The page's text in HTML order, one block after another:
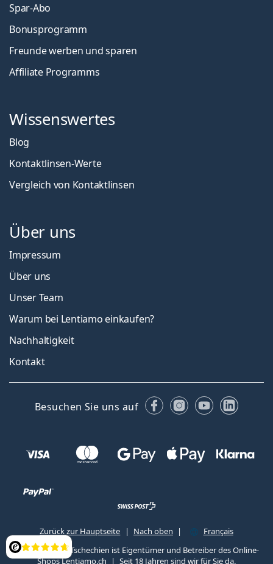
Bewertung
Spar-Abo
Bonusprogramm
Freunde werben und sparen
Affiliate Programms
Wissenswertes
Blog
Kontaktlinsen-Werte
Vergleich von Kontaktlinsen
Über uns
Impressum
Über uns
Unser Team
Warum bei Lentiamo einkaufen?
Nachhaltigkeit
Kontakt
Besuchen Sie uns auf FacebookInstagram
YouTube
Zurück zur Hauptseite Nach oben
Français
Lentiamo s.r.o., Tschechien ist Eigentümer und Betreiber des Online-
Shops Lentiamo.ch
Seit 18 Jahren sind wir für Sie da.